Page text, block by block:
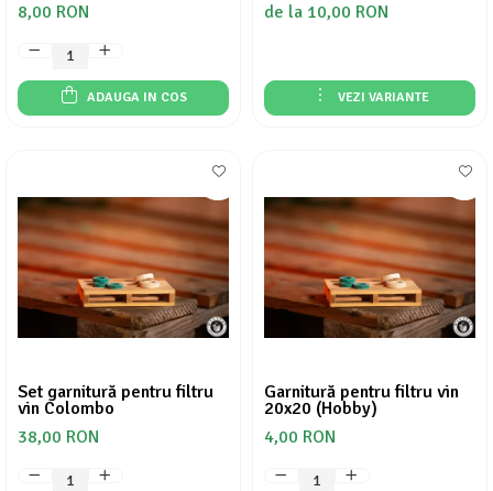
8,00 RON
ADAUGA IN COS
de la 10,00 RON
VEZI VARIANTE
Set garnitură pentru filtru
vin Colombo
38,00 RON
Garnitură pentru filtru vin
20x20 (Hobby)
4,00 RON